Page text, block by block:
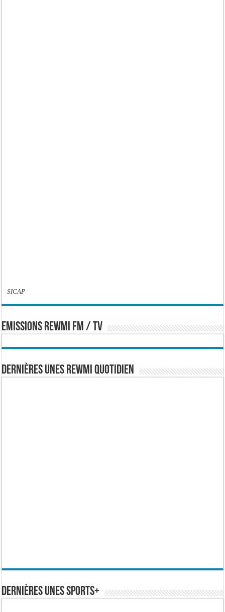
SICAP
EMISSIONS REWMI FM / TV
Dernières Unes Rewmi Quotidien
Dernières Unes Sports+